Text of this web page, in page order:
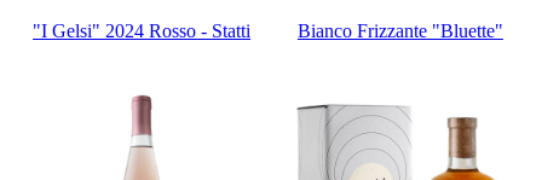
"I Gelsi" 2024 Rosso - Statti Bianco Frizzante "Bluette"